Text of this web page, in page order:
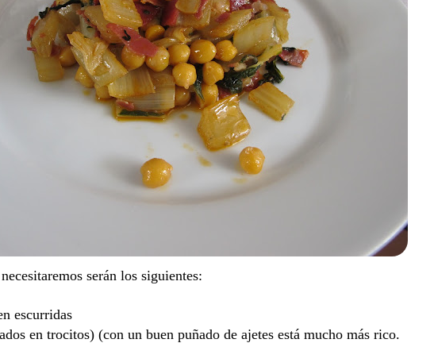
serán los siguientes:
escurridas
en trocitos) (con un buen puñado de ajetes está mucho más rico.